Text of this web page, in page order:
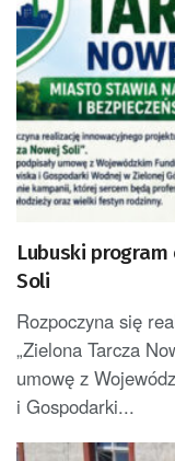
Lubuski
Soli
Rozpoczyna się
„Zielona Tarcza
umowę z
i Gospodarki...